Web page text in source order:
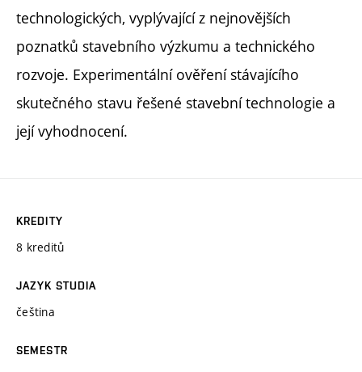
technologických, vyplývající z nejnovějších
poznatků stavebního výzkumu a technického
rozvoje. Experimentální ověření stávajícího
skutečného stavu řešené stavební technologie a
její vyhodnocení.
KREDITY
8 kreditů
JAZYK STUDIA
čeština
SEMESTR